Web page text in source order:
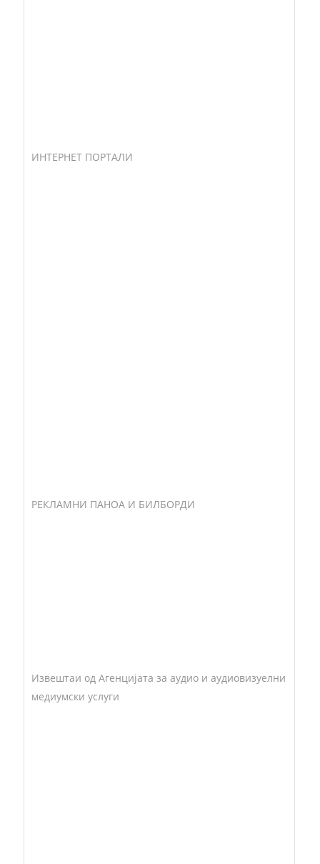
ИНТЕРНЕТ ПОРТАЛИ
РЕКЛАМНИ ПАНОА И БИЛБОРДИ
Извештаи од Агенцијата за аудио и аудиовизуелни
медиумски услуги